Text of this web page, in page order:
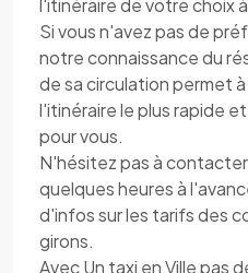
l'itinéraire de votre choix
Si vous n'avez pas de
notre connaissance du
de sa circulation permet
l'itinéraire le plus rapide
pour vous.
N'hésitez pas à contacter
quelques heures à
d'infos sur les tarifs des
girons.
Avec Un taxi en Ville pas